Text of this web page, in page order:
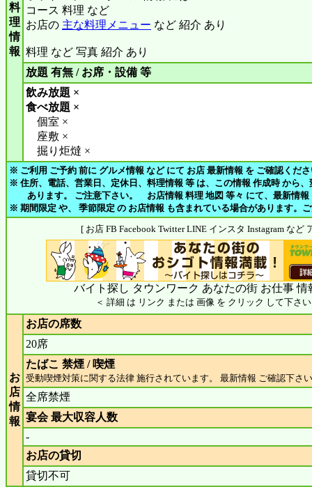
料
理
情
報
コース 料理 など
お店の 主な料理メニュー など 紹介 あり
料理 など 写真 紹介 あり
放題 有無 / お席・設備 等
飲み放題 ×
食べ放題 ×
個室 ×
座敷 ×
掘り炬燵 ×
※ ご利用 ご予約 前に グルメ情報 など にて お店 最新情報 を ご確認くだ
※ 住所、電話、営業日、定休日、料理情報 等 は、この情報 作成時 から
あります。 ご注意下さい。 お店情報 料理 地図 等々 にて、最新情報
※ 期間限定 や、 季節限定 の お店情報 も含まれている場合があります。
[ お店 FB Facebook Twitter LINE インスタ Instagram など
バイト探し タウンワーク あなたの街 お仕事 情
＜ 詳細 は リンク または 画像 を クリック して下さ
お
店
情
報
お店の席数
20席
たばこ 禁煙 / 喫煙
受動喫煙対策に関する法律 施行されています。 最新情報 ご確認下さ
全席禁煙
宴会 最大収容人数
-
お店の貸切
貸切不可